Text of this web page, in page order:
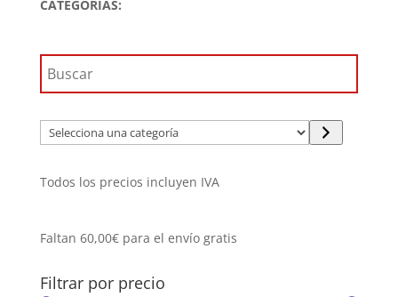
CATEGORÍAS:
Selecciona
una
Todos los precios incluyen IVA
Faltan 60,00€para el envío gratis
Filtrar por precio